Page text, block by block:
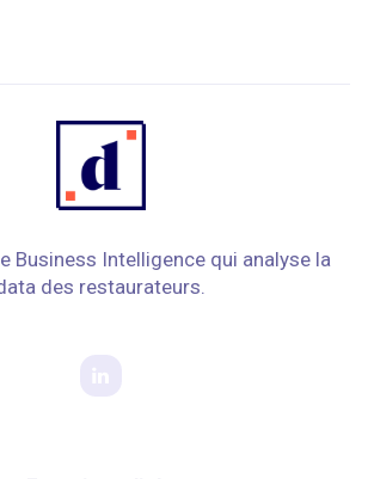
Business Intelligence qui analyse la
des restaurateurs.